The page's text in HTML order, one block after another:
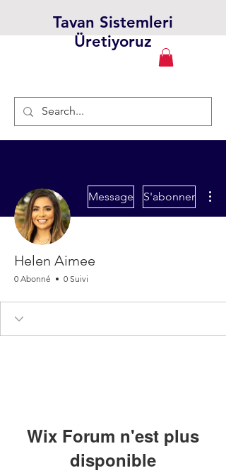
Tavan Sistemleri
Üretiyoruz
Message S'abonner
Helen Aimee
0 Abonné 0 Suivi
Wix Forum n'est plus
disponible